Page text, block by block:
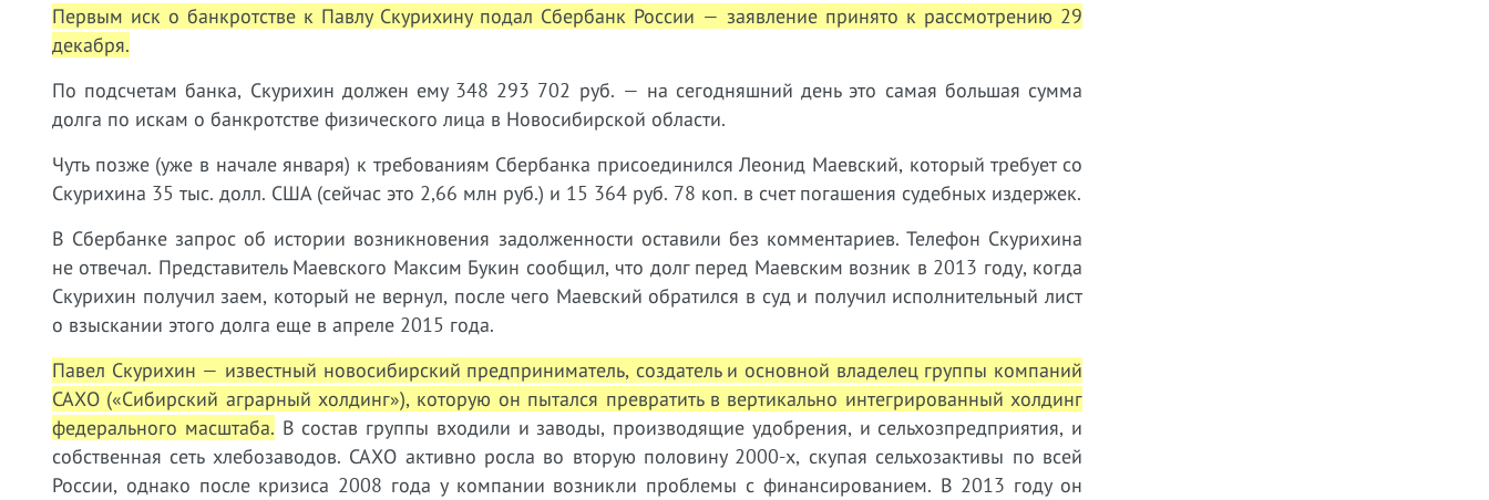
Первым иск о банкротстве к Павлу Скурихину подал Сбербанк России — заявление принято к рассмотрению 29
декабря.
По подсчетам банка, Скурихин должен ему 348 293 702 руб. — на сегодняшний день это самая большая сумма
долга по искам о банкротстве физического лица в Новосибирской области.
Чуть позже (уже в начале января) к требованиям Сбербанка присоединился Леонид Маевский, который требует со
Скурихина 35 тыс. долл. США (сейчас это 2,66 млн руб.) и 15 364 руб. 78 коп. в счет погашения судебных издержек.
В Сбербанке запрос об истории возникновения задолженности оставили без комментариев. Телефон Скурихина
не отвечал. Представитель Маевского Максим Букин сообщил, что долг перед Маевским возник в 2013 году, когда
Скурихин получил заем, который не вернул, после чего Маевский обратился в суд и получил исполнительный лист
о взыскании этого долга еще в апреле 2015 года.
Павел Скурихин — известный новосибирский предприниматель, создатель и основной владелец группы компаний
САХО («Сибирский аграрный холдинг»), которую он пытался превратить в вертикально интегрированный холдинг
федерального масштаба. В состав группы входили и заводы, производящие удобрения, и сельхозпредприятия, и
собственная сеть хлебозаводов. САХО активно росла во вторую половину 2000-х, скупая сельхозактивы по всей
России, однако после кризиса 2008 года у компании возникли проблемы с финансированием. В 2013 году он